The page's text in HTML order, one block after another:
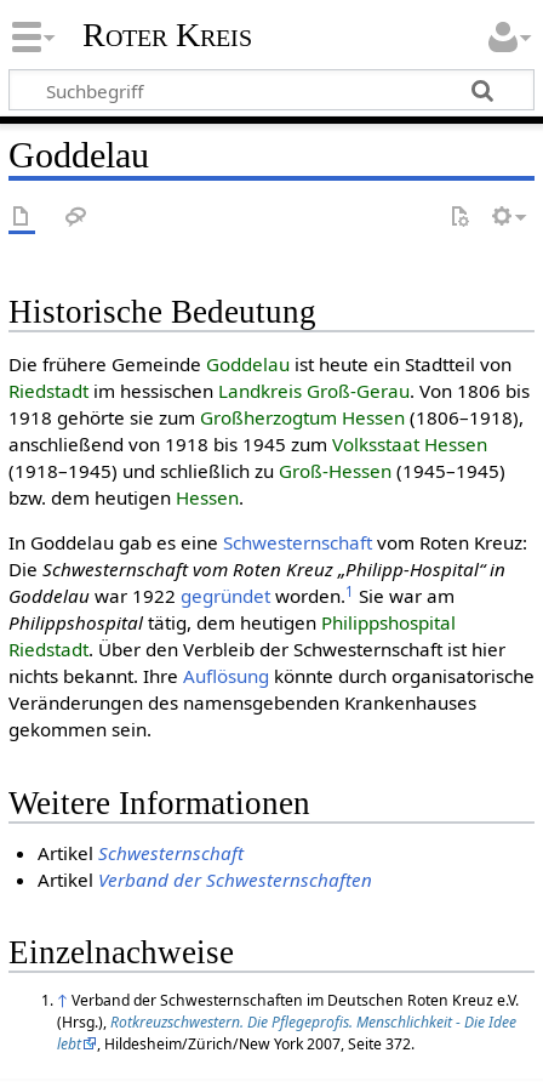
Roter Kreis
Goddelau
Historische Bedeutung
Die frühere Gemeinde Goddelauist heute ein Stadtteil von
Riedstadtim hessischen Landkreis Groß-Gerau. Von 1806 bis
1918 gehörte sie zum Großherzogtum Hessen(1806–1918),
anschließend von 1918 bis 1945 zum Volksstaat Hessen
(1918–1945) und schließlich zu Groß-Hessen(1945–1945)
bzw. dem heutigen Hessen.
In Goddelau gab es eine Schwesternschaftvom Roten Kreuz:
Die Schwesternschaft vom Roten Kreuz „Philipp-Hospital“ in
Goddelauwar 1922 gegründetworden.1 Sie war am
Philippshospitaltätig, dem heutigen Philippshospital
Riedstadt. Über den Verbleib der Schwesternschaft ist hier
nichts bekannt. Ihre Auflösung könnte durch organisatorische
Veränderungen des namensgebenden Krankenhauses
gekommen sein.
Weitere Informationen
ArtikelSchwesternschaft
Artikel Verband der Schwesternschaften
Einzelnachweise
↑ Verband der Schwesternschaften im Deutschen Roten Kreuz e.V.
(Hrsg.),Rotkreuzschwestern. Die Pflegeprofis. Menschlichkeit - Die Idee
lebt
, Hildesheim/Zürich/New York 2007, Seite 372.